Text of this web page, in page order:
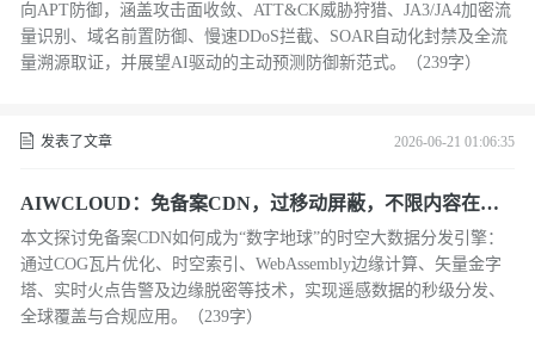
向APT防御，涵盖攻击面收敛、ATT&CK威胁狩猎、JA3/JA4加密流
量识别、域名前置防御、慢速DDoS拦截、SOAR自动化封禁及全流
量溯源取证，并展望AI驱动的主动预测防御新范式。（239字）
发表了文章 2026-06-21 01:06:35
AIWCLOUD：免备案CDN，过移动屏蔽，不限内容在遥
感大数据下
本文探讨免备案CDN如何成为“数字地球”的时空大数据分发引擎：
通过COG瓦片优化、时空索引、WebAssembly边缘计算、矢量金字
塔、实时火点告警及边缘脱密等技术，实现遥感数据的秒级分发、
全球覆盖与合规应用。（239字）